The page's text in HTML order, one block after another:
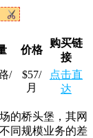
价格
购买链
接
/
$57/
月
点击直
达
的桥头堡，其网
同规模业务的差